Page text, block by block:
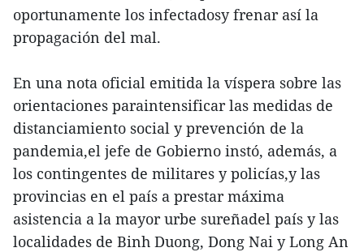
oportunamente los infectadosy frenar así la
propagación del mal.
En una nota oficial emitida la víspera sobre las
orientaciones paraintensificar las medidas de
distanciamiento social y prevención de la
pandemia,el jefe de Gobierno instó, además, a
los contingentes de militares y policías,y las
provincias en el país a prestar máxima
asistencia a la mayor urbe sureñadel país y las
localidades de Binh Duong, Dong Nai y Long An